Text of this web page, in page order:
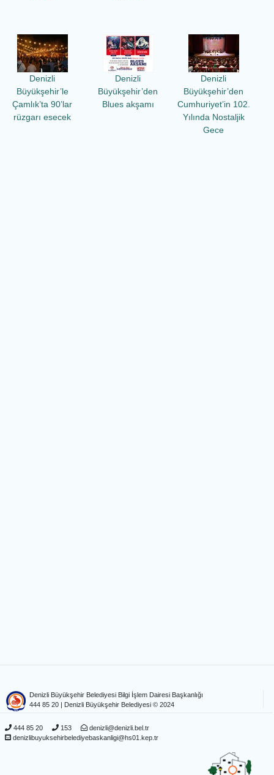
Denizli
Büyükşehir’le
Çamlık’ta 90’lar
rüzgarı esecek
Denizli
Büyükşehir’den
Blues akşamı
Denizli
Büyükşehir’den
Cumhuriyet’in 102.
Yılında Nostaljik
Gece
Denizli Büyükşehir Belediyesi Bilgi İşlem Dairesi Başkanlığı
444 85 20 | Denizli Büyükşehir Belediyesi © 2024
444 85 20 153
denizli@denizli.bel.tr
denizlibuyuksehirbelediyebaskanligi@hs01.kep.tr